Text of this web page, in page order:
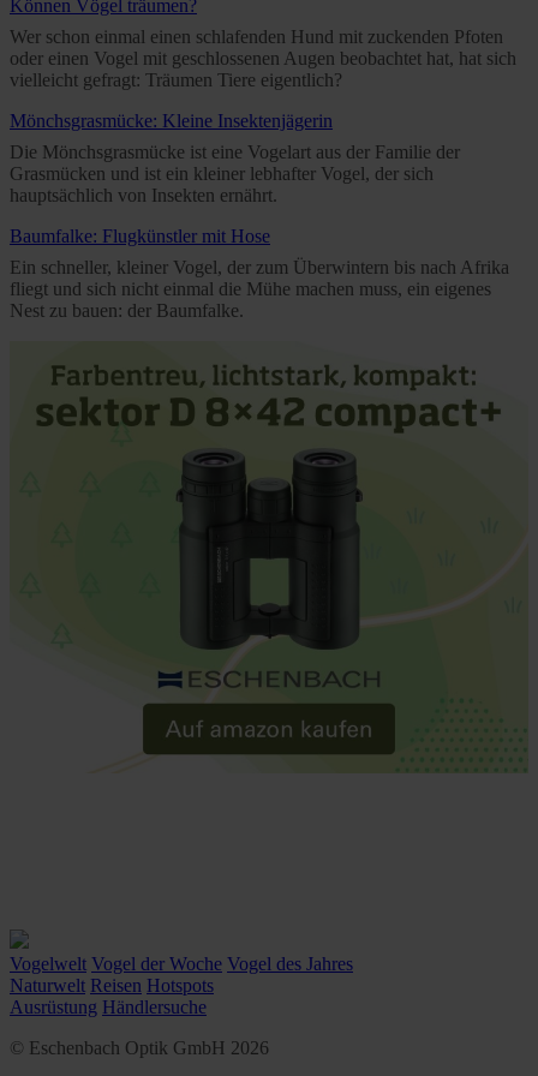
Können Vögel träumen?
Wer schon einmal einen schlafenden Hund mit zuckenden Pfoten
oder einen Vogel mit geschlossenen Augen beobachtet hat, hat sich
vielleicht gefragt: Träumen Tiere eigentlich?
Mönchsgrasmücke: Kleine Insektenjägerin
Die Mönchsgrasmücke ist eine Vogelart aus der Familie der
Grasmücken und ist ein kleiner lebhafter Vogel, der sich
hauptsächlich von Insekten ernährt.
Baumfalke: Flugkünstler mit Hose
Ein schneller, kleiner Vogel, der zum Überwintern bis nach Afrika
fliegt und sich nicht einmal die Mühe machen muss, ein eigenes
Nest zu bauen: der Baumfalke.
Vogelwelt Vogel der Woche Vogel des Jahres
Naturwelt Reisen Hotspots
Ausrüstung Händlersuche
© Eschenbach Optik GmbH 2026